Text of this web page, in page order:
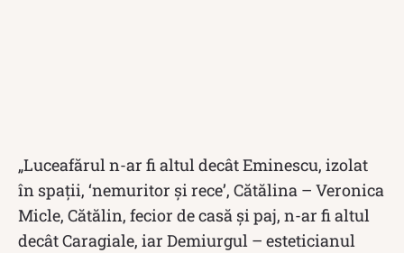
„Luceafărul n-ar fi altul decât Eminescu, izolat
în spaţii, ‘nemuritor şi rece’, Cătălina – Veronica
Micle, Cătălin, fecior de casă şi paj, n-ar fi altul
decât Caragiale, iar Demiurgul – esteticianul